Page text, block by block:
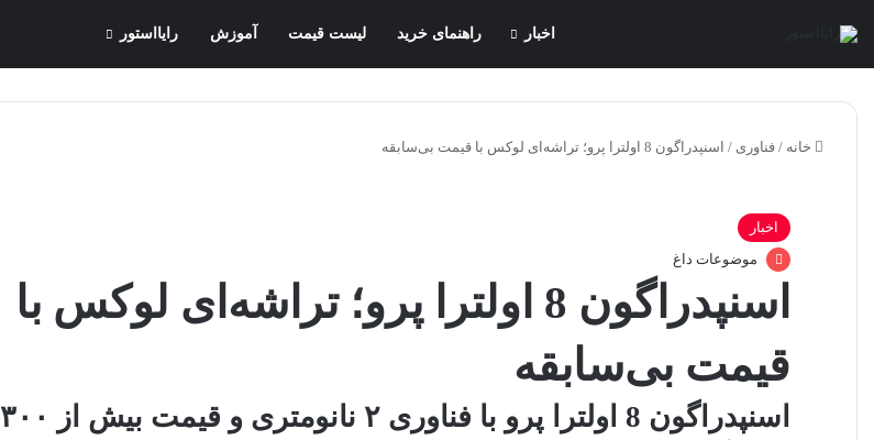
اخبار راهنمای خرید لیست قیمت آموزش رایااستور
خانه / فناوری / اسنپدراگون 8 اولترا پرو؛ تراشه‌ای لوکس با قیمت بی‌سابقه
اخبار
موضوعات داغ
اسنپدراگون 8 اولترا پرو؛ تراشه‌ای لوکس با
قیمت بی‌سابقه
اسنپدراگون 8 اولترا پرو با فناوری ۲ نانومتری و قیمت بیش از ۳۰۰